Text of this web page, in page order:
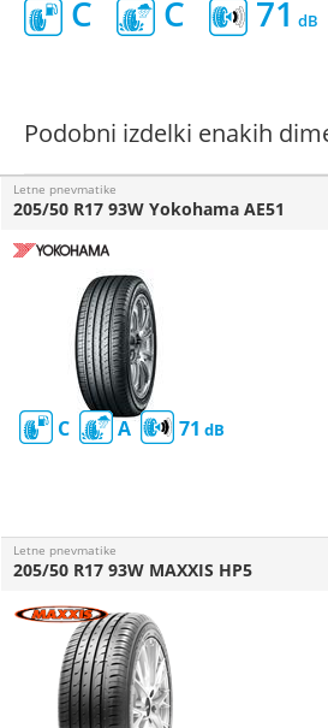
C C 71
Podobni izdelki enakih
Letne pnevmatike
C A 71
205/50 R17 93W Yokohama AE51
Letne pnevmatike
205/50 R17 93W MAXXIS HP5